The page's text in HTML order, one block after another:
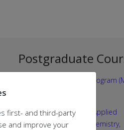
Postgraduate
Postgraduate Studies Program
Joint MSc programme "Applied
Biochemistry: Clinical Chemistry,
first- and third-party
and improve your